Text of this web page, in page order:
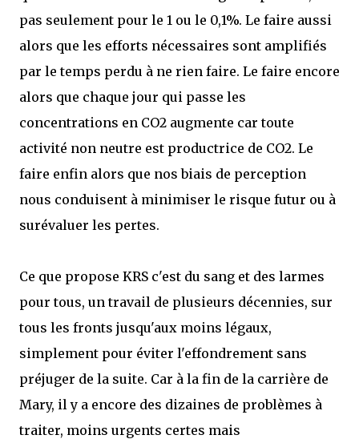
pas seulement pour le 1 ou le 0,1%. Le faire aussi
alors que les efforts nécessaires sont amplifiés
par le temps perdu à ne rien faire. Le faire encore
alors que chaque jour qui passe les
concentrations en CO2 augmente car toute
activité non neutre est productrice de CO2. Le
faire enfin alors que nos biais de perception
nous conduisent à minimiser le risque futur ou à
surévaluer les pertes.
Ce que propose KRS c'est du sang et des larmes
pour tous, un travail de plusieurs décennies, sur
tous les fronts jusqu'aux moins légaux,
simplement pour éviter l'effondrement sans
préjuger de la suite. Car à la fin de la carrière de
Mary, il y a encore des dizaines de problèmes à
traiter, moins urgents certes mais